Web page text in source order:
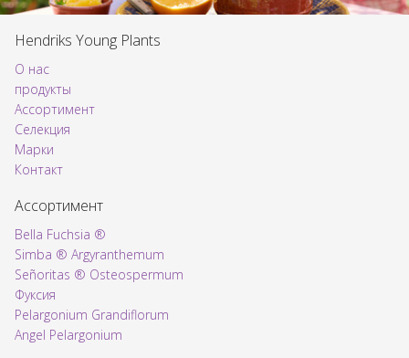
Hendriks Young Plants
О нас
продукты
Ассортимент
Voorpagina
Селекция
Марки
Контакт
Ассортимент
Bella Fuchsia ®
Simba ® Argyranthemum
Señoritas ® Osteospermum
Фуксия
Pelargonium Grandiflorum
Angel Pelargonium